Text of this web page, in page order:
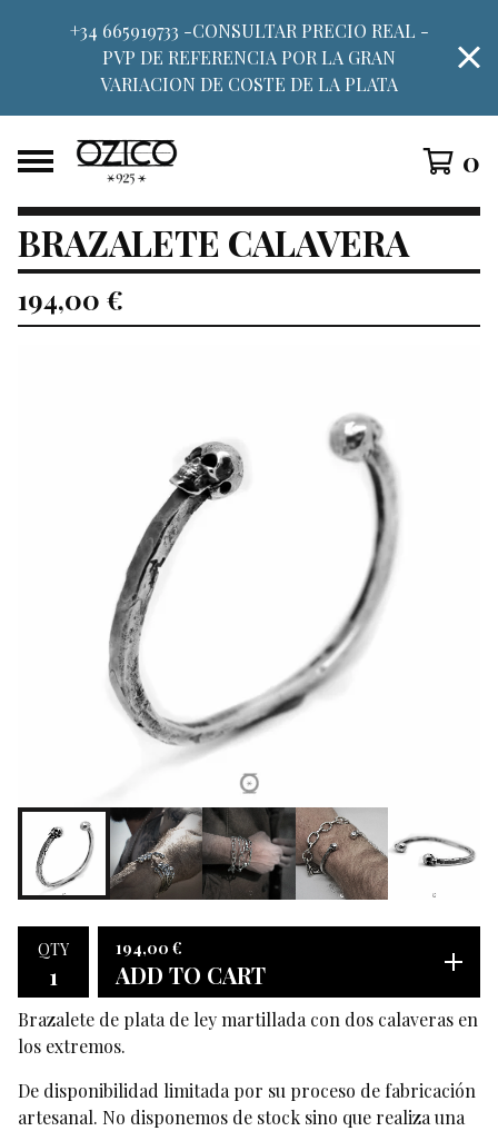
+34 665919733 -CONSULTAR PRECIO REAL -
PVP DE REFERENCIA POR LA GRAN
VARIACION DE COSTE DE LA PLATA
0
BRAZALETE CALAVERA
194,00 €
QTY 194,00 €
ADD TO CART
Brazalete de plata de ley martillada con dos calaveras en
los extremos.
De disponibilidad limitada por su proceso de fabricación
artesanal. No disponemos de stock sino que realiza una